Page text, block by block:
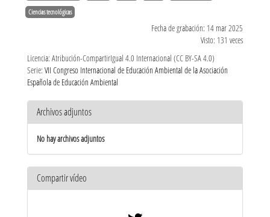
Ciencias tecnológicas
Fecha de grabación: 14 mar 2025
Visto: 131 veces
Licencia: Atribución-CompartirIgual 4.0 Internacional (CC BY-SA 4.0)
Serie: VII Congreso Internacional de Educación Ambiental de la Asociación
Española de Educación Ambiental
Archivos adjuntos
No hay archivos adjuntos
Compartir vídeo